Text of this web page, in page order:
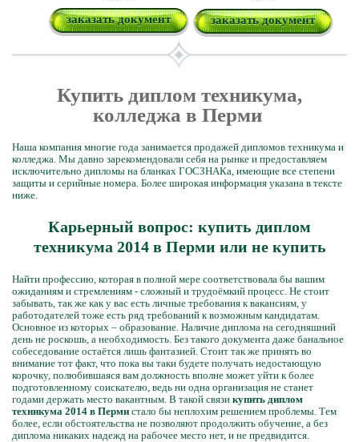
заказать документ заказать документ
Купить диплом техникума,
колледжа в Перми
Наша компания многие года занимается продажей дипломов техникума и
колледжа. Мы давно зарекомендовали себя на рынке и предоставляем
исключительно дипломы на бланках ГОСЗНАКа, имеющие все степени
защиты и серийные номера. Более широкая информация указана в тексте
ниже.
Карьерный вопрос: купить диплом
техникума 2014 в Перми или не купить
Найти профессию, которая в полной мере соответствовала бы вашим
ожиданиям и стремлениям - сложный и трудоёмкий процесс. Не стоит
забывать, так же как у вас есть личные требования к вакансиям, у
работодателей тоже есть ряд требований к возможным кандидатам.
Основное из которых – образование. Наличие диплома на сегодняшний
день не роскошь, а необходимость. Без такого документа даже банальное
собеседование остаётся лишь фантазией. Стоит так же принять во
внимание тот факт, что пока вы таки будете получать недостающую
корочку, полюбившаяся вам должность вполне может уйти к более
подготовленному соискателю, ведь ни одна организация не станет
годами держать место вакантным. В такой связи купить диплом
техникума 2014 в Перми стало бы неплохим решением проблемы. Тем
более, если обстоятельства не позволяют продолжить обучение, а без
диплома никаких надежд на рабочее место нет, и не предвидится.